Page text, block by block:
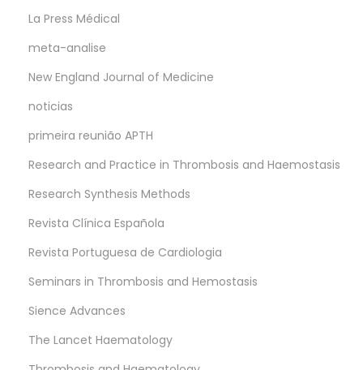
La Press Médical
meta-analise
New England Journal of Medicine
noticias
primeira reunião APTH
Research and Practice in Thrombosis and Haemostasis
Research Synthesis Methods
Revista Clínica Española
Revista Portuguesa de Cardiologia
Seminars in Thrombosis and Hemostasis
Sience Advances
The Lancet Haematology